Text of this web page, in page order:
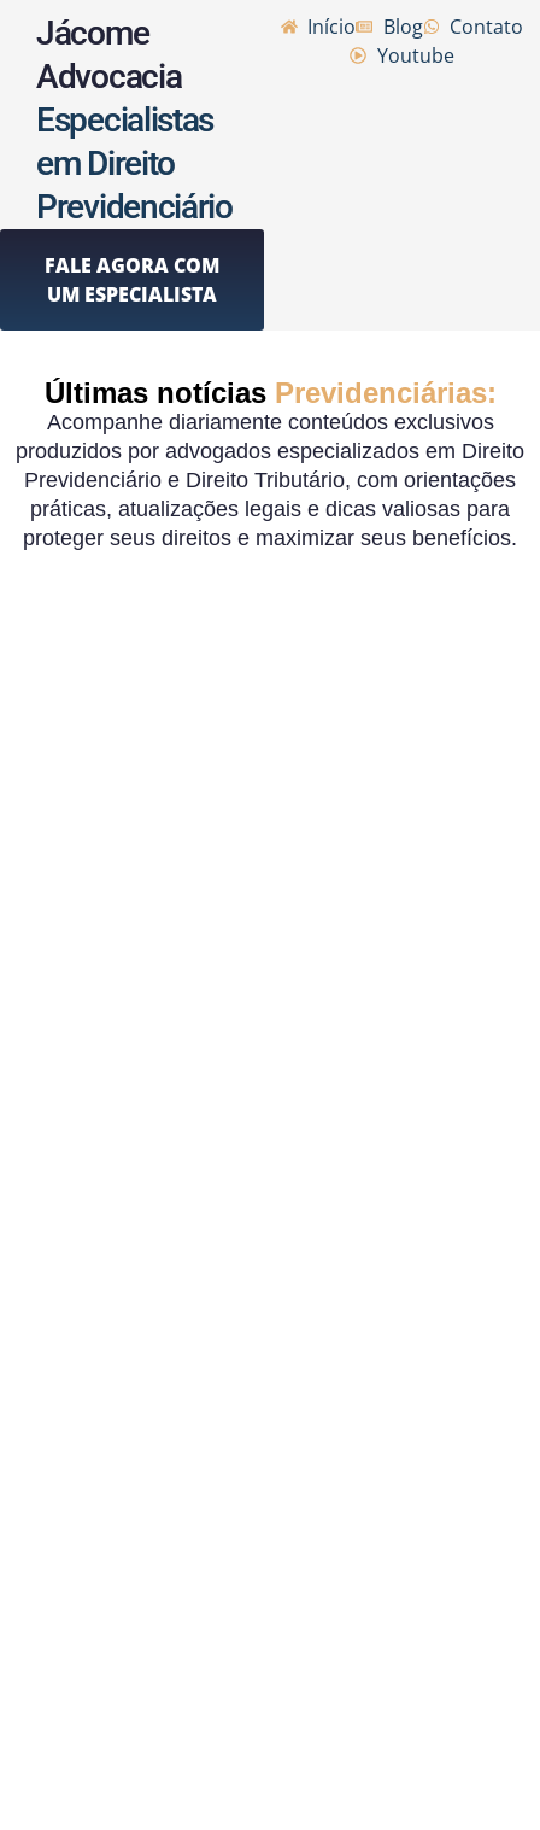
Jácome
Advocacia
Especialistas
em Direito
Previdenciário
FALE AGORA COM
UM ESPECIALISTA
Início Blog
Contato
Youtube
Últimas notícias Previdenciárias:
Acompanhe diariamente conteúdos exclusivos
produzidos por advogados especializados em Direito
Previdenciário e Direito Tributário, com orientações
práticas, atualizações legais e dicas valiosas para
proteger seus direitos e maximizar seus benefícios.